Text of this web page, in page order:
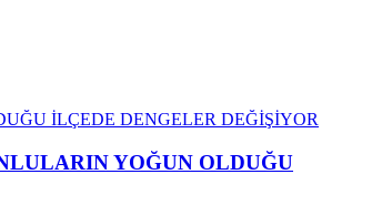
YOĞUN OLDUĞU